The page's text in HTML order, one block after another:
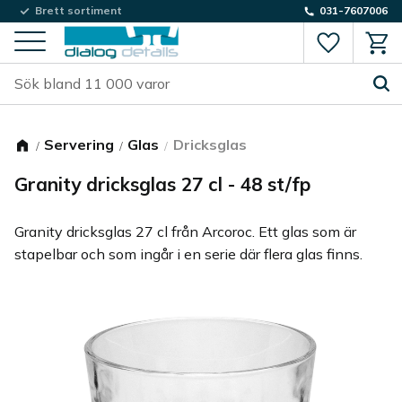
Meny
Brett sortiment 031-7607006
Servering Glas Dricksglas
Granity dricksglas 27 cl - 48 st/fp
Granity dricksglas 27 cl från Arcoroc. Ett glas som är
stapelbar och som ingår i en serie där flera glas finns.